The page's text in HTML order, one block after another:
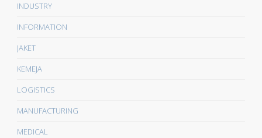
INDUSTRY
INFORMATION
JAKET
KEMEJA
LOGISTICS
MANUFACTURING
MEDICAL